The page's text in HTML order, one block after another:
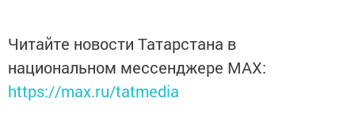
Читайте новости Татарстана в
национальном мессенджере MАХ:
https://max.ru/tatmedia